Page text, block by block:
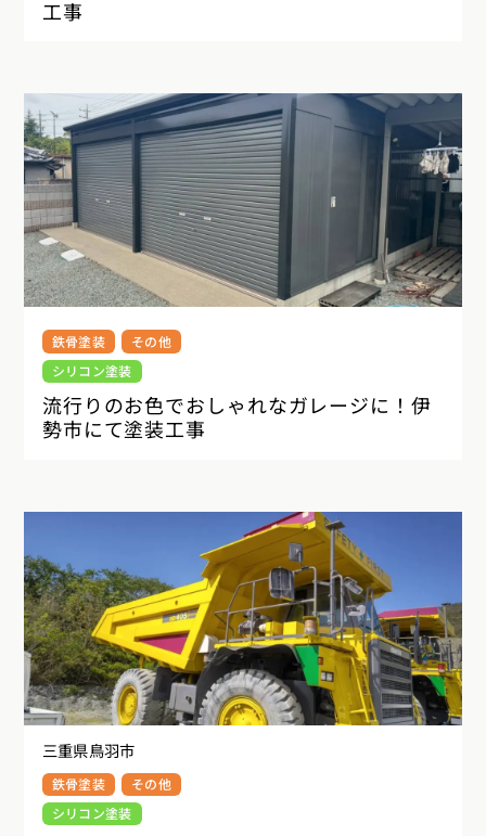
工事
鉄骨塗装
その他
シリコン塗装
流行りのお色でおしゃれなガレージに！伊
勢市にて塗装工事
三重県鳥羽市
鉄骨塗装
その他
シリコン塗装